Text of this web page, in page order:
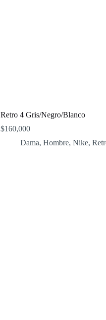
Retro 4 Gris/Negro/Blanco
$160,000
Dama,Hombre,Nike,